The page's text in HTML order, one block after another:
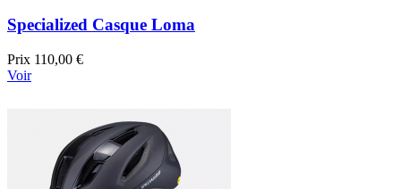
Specialized Casque Loma
Prix 110,00 €
Voir